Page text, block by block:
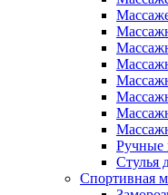
Ручные
Стулья
Спортивная